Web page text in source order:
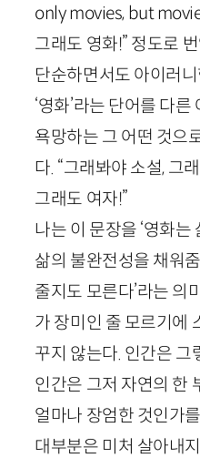
only movies, but
그래도 영화!” 정도로
단순하면서도 아이러
‘영화’라는 단어를 다
욕망하는 그 어떤 것으
다. “그래봐야 소설, 그
그래도 여자!”
나는 이 문장을 ‘영화
삶의 불완전성을 채워
줄지도 모른다’라는 의
가 장미인 줄 모르기에
꾸지 않는다. 인간은 그
인간은 그저 자연의 한
얼마나 장엄한 것인가
대부분은 미처 살아내